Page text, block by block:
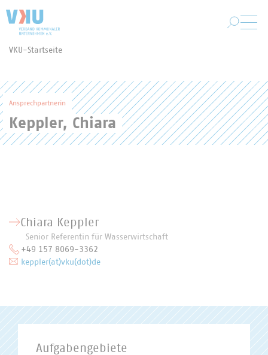
VKU-Startseite
Ansprechpartnerin
Keppler, Chiara
Chiara Keppler
Senior Referentin für Wasserwirtschaft
+49 157 8069-3362
keppler(at)vku(dot)de
Aufgabengebiete